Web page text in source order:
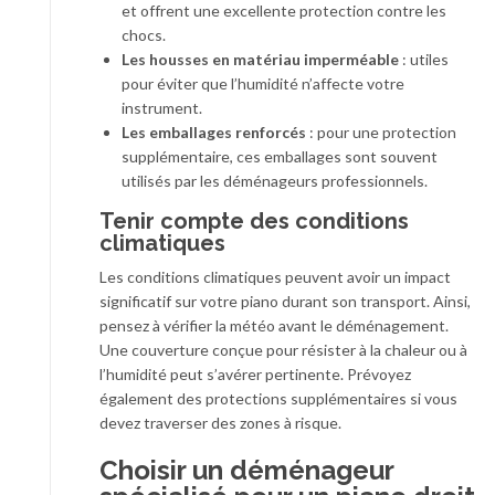
et offrent une excellente protection contre les
chocs.
Les housses en matériau imperméable : utiles
pour éviter que l’humidité n’affecte votre
instrument.
Les emballages renforcés : pour une protection
supplémentaire, ces emballages sont souvent
utilisés par les déménageurs professionnels.
Tenir compte des conditions
climatiques
Les conditions climatiques peuvent avoir un impact
significatif sur votre piano durant son transport. Ainsi,
pensez à vérifier la météo avant le déménagement.
Une couverture conçue pour résister à la chaleur ou à
l’humidité peut s’avérer pertinente. Prévoyez
également des protections supplémentaires si vous
devez traverser des zones à risque.
Choisir un déménageur